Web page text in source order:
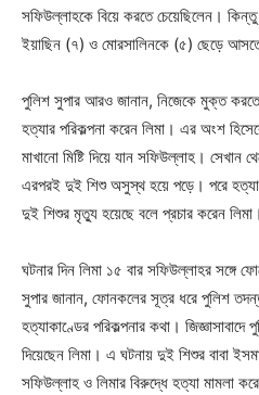
সফিউল্লাহকে বিয়ে করতে চেয়েছিলেন।
ইয়াছিন (৭) ও মোরসালিনকে (৫) ছেড়ে
পুলিশ সুপার আরও জানান, নিজেকে মুক্ত করতে
হত্যার পরিকল্পনা করেন লিমা। এর অংশ
মাখানো মিষ্টি দিয়ে যান সফিউল্লাহ। সেখান
এরপরই দুই শিশু অসুস্থ হয়ে পড়ে। পরে
দুই শিশুর মৃত্যু হয়েছে বলে প্রচার করেন লিমা।
ঘটনার দিন লিমা ১৫ বার সফিউল্লাহর সঙ্গে
সুপার জানান, ফোনকলের সূত্র ধরে পুলিশ
হত্যাকাণ্ডের পরিকল্পনার কথা। জিজ্ঞাসাবাদে
দিয়েছেন লিমা। এ ঘটনায় দুই শিশুর বাবা
সফিউল্লাহ ও লিমার বিরুদ্ধে হত্যা মামলা